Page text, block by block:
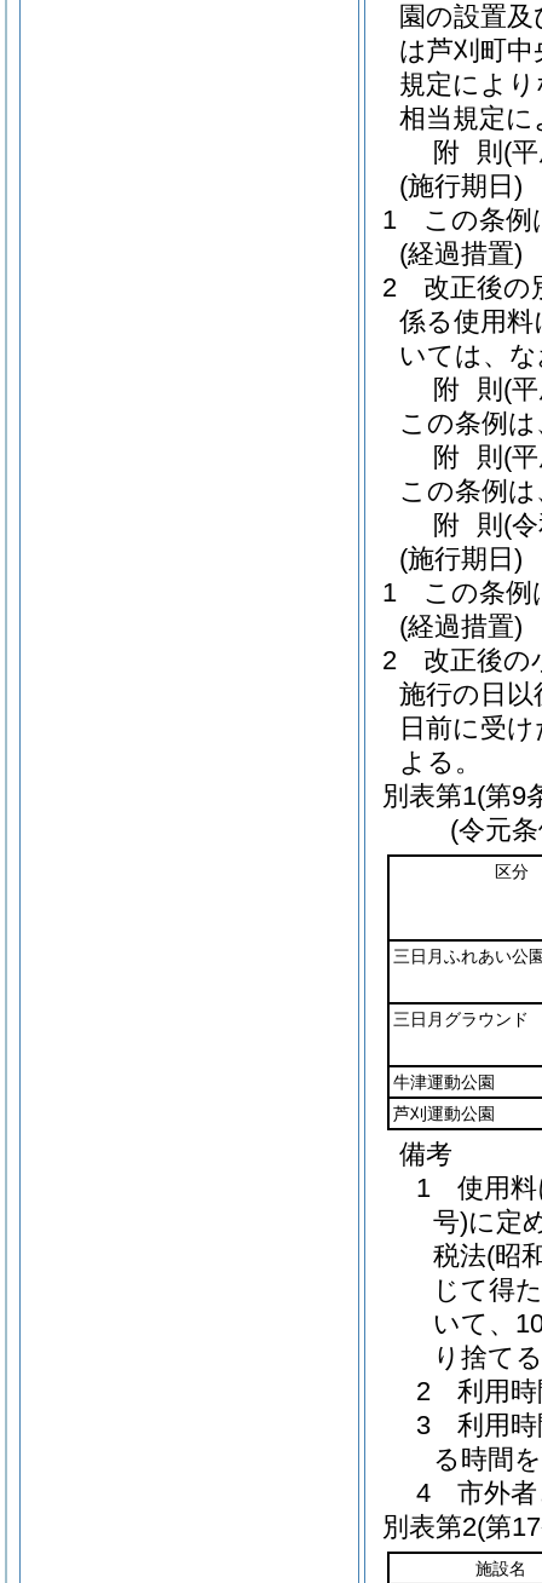
園の設置
は芦刈町中
規定によ
相当規定
附 則 (
(施行期日)
1
この条例
(経過措置)
2
改正後の
係る使用
いては、
附 則 (
この条例
附 則 (
この条例
附 則 (
(施行期日)
1
この条例
(経過措置)
2
改正後の
施行の日
日前に受
よる。
別表第1(第9
(令元
区分
三日月ふれあい公
三日月グラウンド
牛津運動公園
芦刈運動公園
備考
1 使用料
号)に定
税法(昭
じて得
いて、
り捨て
2 利用時
3 利用時
る時間
4 市外者
別表第2(第
施設名